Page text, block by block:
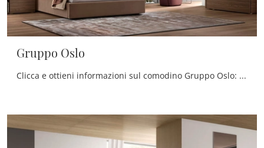
Gruppo Oslo
Clicca e ottieni informazioni sul comodino Gruppo Oslo: Comodini e cassettiere di Maronese sono ideali per spazi design.